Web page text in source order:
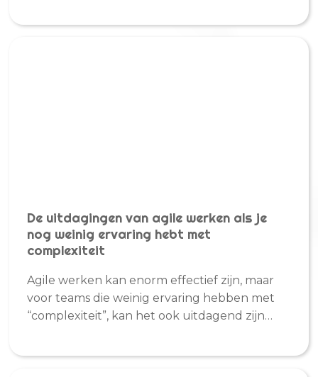
De uitdagingen van agile werken als je
nog weinig ervaring hebt met
complexiteit
Agile werken kan enorm effectief zijn, maar
voor teams die weinig ervaring hebben met
“complexiteit”, kan het ook uitdagend zijn…